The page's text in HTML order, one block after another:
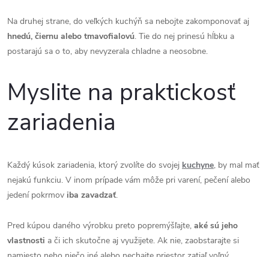
Na druhej strane, do veľkých kuchýň sa nebojte zakomponovať aj
hnedú, čiernu alebo tmavofialovú. Tie do nej prinesú hĺbku a
postarajú sa o to, aby nevyzerala chladne a neosobne.
Myslite na praktickosť
zariadenia
Každý kúsok zariadenia, ktorý zvolíte do svojej kuchyne, by mal mať
nejakú funkciu. V inom prípade vám môže pri varení, pečení alebo
jedení pokrmov iba zavadzať.
Pred kúpou daného výrobku preto popremýšľajte, aké sú jeho
vlastnosti a či ich skutočne aj využijete. Ak nie, zaobstarajte si